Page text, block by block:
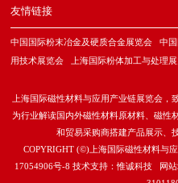
友情链接
中国国际粉末冶金及硬质合金展览会 中
用技术展览会
上海国际粉体加工与处理
上海国际磁性材料与应用产业链展览会，
为行业解读国内外磁性材料原材料、磁性
和贸易采购商搭建产品展示、
COPYRIGHT (©)上海国际磁性材料与应
17054906号-8 技术支持：惟诚科技 网